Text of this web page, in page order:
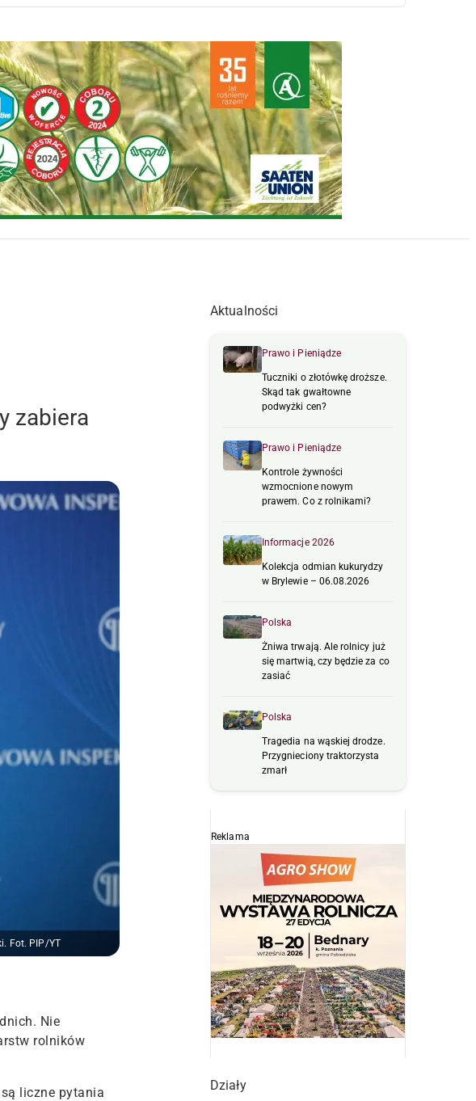
zabiera
Fot. PIP/YT
Nie
rolników
liczne pytania
Aktualności
Prawo i Pieniądze
Tuczniki o złotówkę droższe.
Skąd tak gwałtowne
podwyżki cen?
Prawo i Pieniądze
Kontrole żywności
wzmocnione nowym
prawem. Co z rolnikami?
Informacje 2026
Kolekcja odmian kukurydzy
w Brylewie – 06.08.2026
Polska
Żniwa trwają. Ale rolnicy już
się martwią, czy będzie za co
zasiać
Polska
Tragedia na wąskiej drodze.
Przygnieciony traktorzysta
zmarł
Reklama
Działy